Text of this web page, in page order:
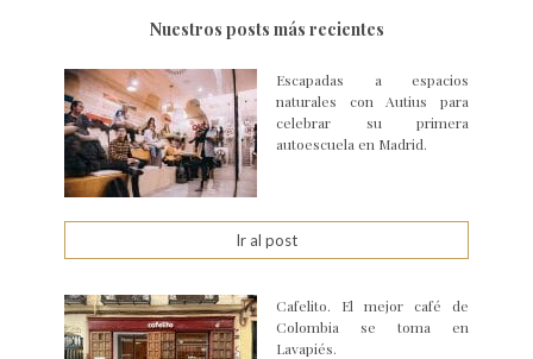
Nuestros posts más recientes
Escapadas a espacios
naturales con Autius para
celebrar su primera
autoescuela en Madrid.
Ir al post
Cafelito. El mejor café de
Colombia se toma en
Lavapiés.